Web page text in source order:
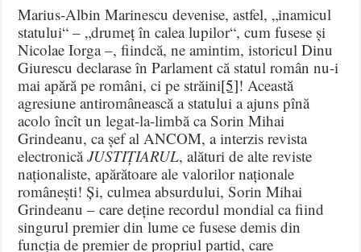
Marius-Albin Marinescu devenise, astfel, „inamicul
statului“ – „drumeț în calea lupilor“, cum fusese și
Nicolae Iorga –, fiindcă, ne amintim, istoricul Dinu
Giurescu declarase în Parlament că statul român nu-i
mai apără pe români, ci pe străini[5]! Această
agresiune antiromânească a statului a ajuns pînă
acolo încît un legat-la-limbă ca Sorin Mihai
Grindeanu, ca șef al ANCOM, a interzis revista
electronicăJUSTIȚIARUL, alături de alte reviste
naționaliste, apărătoare ale valorilor naționale
românești! Și, culmea absurdului, Sorin Mihai
Grindeanu – care deține recordul mondial ca fiind
singurul premier din lume ce fusese demis din
funcția de premier de propriul partid, care